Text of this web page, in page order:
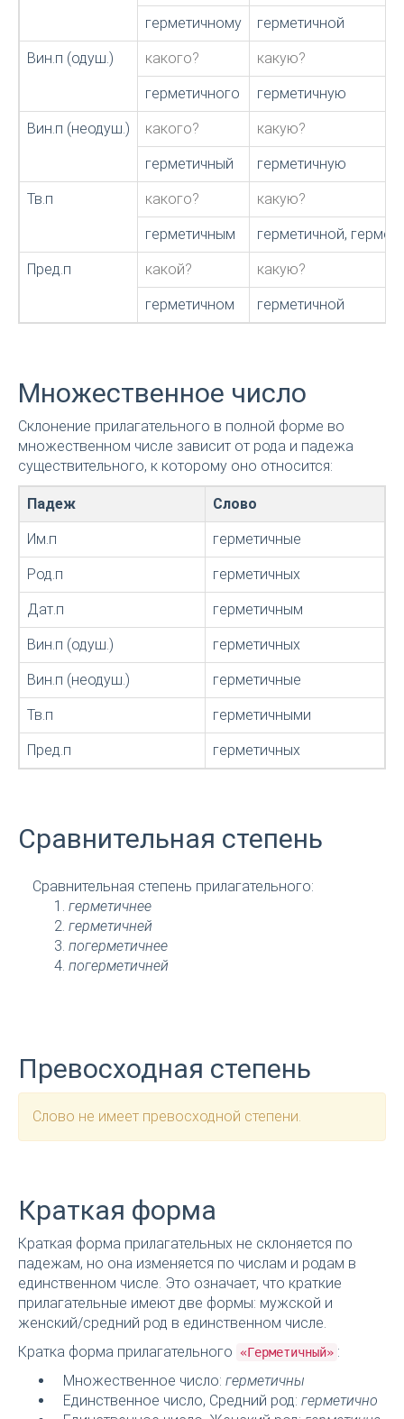
герметичному герметичной
Вин.п (одуш.) какого? какую?
герметичного герметичную
Вин.п (неодуш.) какого? какую?
герметичный герметичную
Тв.п какого? какую?
герметичным герметичной,
Пред.п какой? какую?
герметичном герметичной
Множественное число
Склонение прилагательного в полной форме во
множественном числе зависит от рода и падежа
существительного, к которому оно относится:
Падеж Слово
Им.п герметичные
Род.п герметичных
Дат.п герметичным
Вин.п (одуш.) герметичных
Вин.п (неодуш.) герметичные
Тв.п герметичными
Пред.п герметичных
Сравнительная степень
Сравнительная степень прилагательного:
герметичнее
герметичней
погерметичнее
погерметичней
Превосходная степень
Слово не имеет превосходной степени.
Краткая форма
Краткая форма прилагательных не склоняется по
падежам, но она изменяется по числам и родам в
единственном числе. Это означает, что краткие
прилагательные имеют две формы: мужской и
женский/средний род в единственном числе.
Кратка форма прилагательного
«Герметичный» :
Множественное число: герметичны
Единственное число, Средний род: герметично